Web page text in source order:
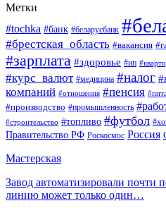
Метки
#tochka #банк #беларусбанк
#брестская_область #вакансия
#зарплата #здоровье #ип
#курс_валют #медицина #налог
компаний #отношения #пенсия
#производство #промышленность
#строительство #топливо #футбол
Правительство РФ Роскосмос Россия
Мастерская
Завод автоматизировали почти
линию может только один…